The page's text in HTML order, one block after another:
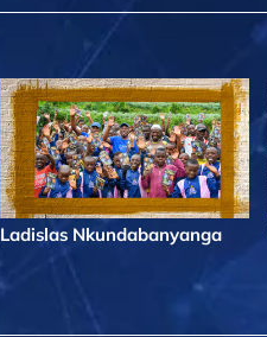
Ladislas Nkundabanyanga